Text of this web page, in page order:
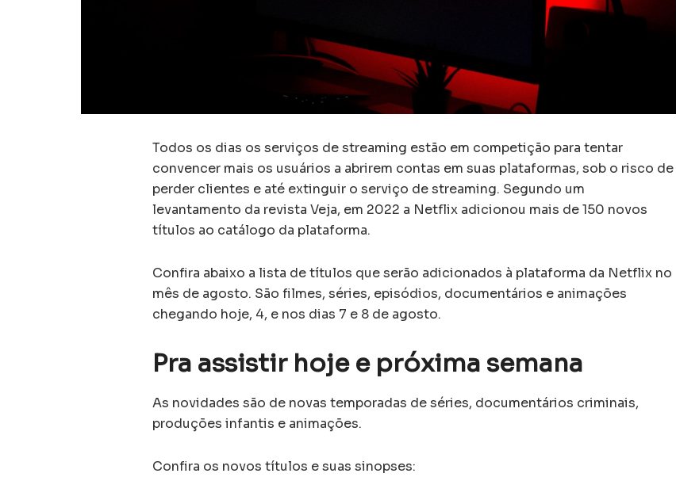
Todos os dias os serviços de streaming estão em competição para tentar
convencer mais os usuários a abrirem contas em suas plataformas, sob o risco de
perder clientes e até extinguir o serviço de streaming. Segundo um
levantamento da revista Veja, em 2022 a Netflix adicionou mais de 150 novos
títulos ao catálogo da plataforma.
Confira abaixo a lista de títulos que serão adicionados à plataforma da Netflix no
mês de agosto. São filmes, séries, episódios, documentários e animações
chegando hoje, 4, e nos dias 7 e 8 de agosto.
Pra assistir hoje e próxima semana
As novidades são de novas temporadas de séries, documentários criminais,
produções infantis e animações.
Confira os novos títulos e suas sinopses: